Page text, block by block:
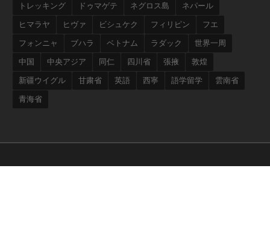
トレッキング ドゥマゲテ ネグロス島 ネパール
ヒマラヤ ヒヴァ ビシュケク フィリピン フエ
フォンニャ ブハラ ベトナム ラダック 世界一周
中国 中央アジア 同仁 四川省 張掖 敦煌
新疆ウイグル 甘粛省 英語 西寧 語学留学 雲南省
青海省